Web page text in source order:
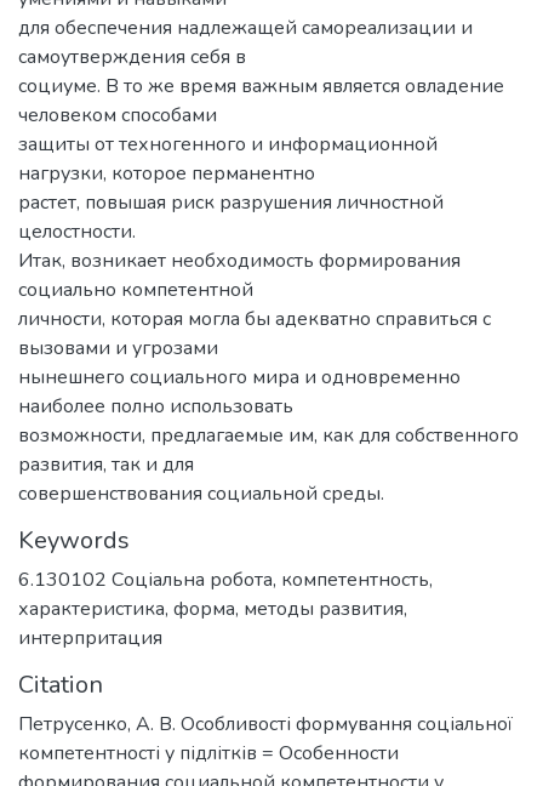
для обеспечения надлежащей самореализации и
самоутверждения себя в
социуме. В то же время важным является овладение
человеком способами
защиты от техногенного и информационной
нагрузки, которое перманентно
растет, повышая риск разрушения личностной
целостности.
Итак, возникает необходимость формирования
социально компетентной
личности, которая могла бы адекватно справиться с
вызовами и угрозами
нынешнего социального мира и одновременно
наиболее полно использовать
возможности, предлагаемые им, как для собственного
развития, так и для
совершенствования социальной среды.
Keywords
6.130102 Соціальна робота, компетентность,
характеристика, форма, методы развития,
интерпритация
Citation
Петрусенко, А. В. Особливості формування соціальної
компетентності у підлітків = Особенности